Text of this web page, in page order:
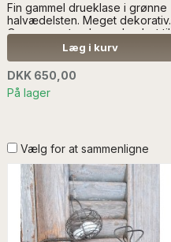
Fin gammel drueklase i grønne
halvædelsten. Meget dekorativ.
Og en genstand, man har lyst til
at røre ved...Læs mere SÆLGES
UDEN ANDEN DEKORATION
Læg i kurv
DKK 650,00
På lager
Vælg for at sammenligne